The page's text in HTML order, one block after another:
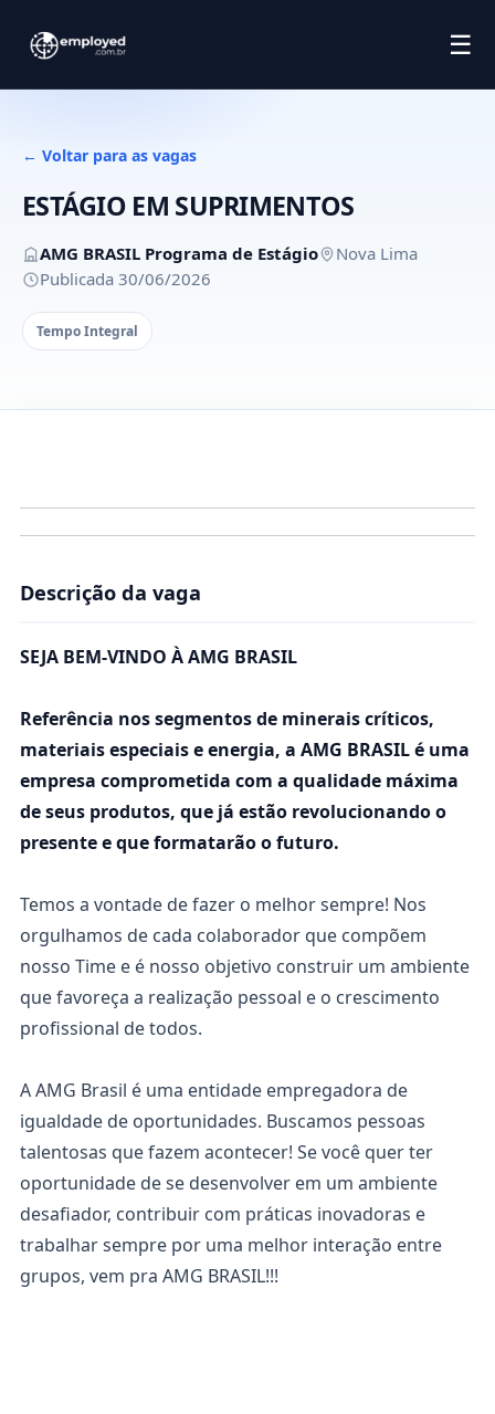
☰
← Voltar para as vagas
ESTÁGIO EM SUPRIMENTOS
AMG BRASIL Programa de Estágio
Nova Lima
Publicada 30/06/2026
Tempo Integral
Descrição da vaga
SEJA BEM-VINDO À AMG BRASIL
Referência nos segmentos de minerais críticos,
materiais especiais e energia, a AMG BRASIL é uma
empresa comprometida com a qualidade máxima
de seus produtos, que já estão revolucionando o
presente e que formatarão o futuro.
Temos a vontade de fazer o melhor sempre! Nos
orgulhamos de cada colaborador que compõem
nosso Time e é nosso objetivo construir um ambiente
que favoreça a realização pessoal e o crescimento
profissional de todos.
A AMG Brasil é uma entidade empregadora de
igualdade de oportunidades. Buscamos pessoas
talentosas que fazem acontecer! Se você quer ter
oportunidade de se desenvolver em um ambiente
desafiador, contribuir com práticas inovadoras e
trabalhar sempre por uma melhor interação entre
grupos, vem pra AMG BRASIL!!!